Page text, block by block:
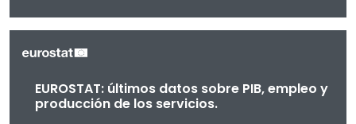
EUROSTAT: últimos datos sobre PIB, empleo y
producción de los servicios.